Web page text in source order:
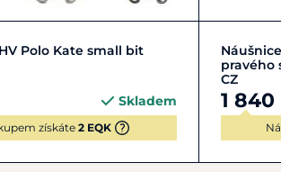
Zobrazit detail
Polo Kate small bit
Skladem
získáte 2 EQK
pravého
CZ
1 840